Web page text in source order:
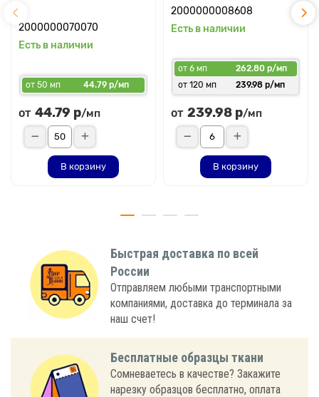
2000000070070
Есть в наличии
от 50 мп 44.79 р/мп
от 44.79 р/мп
В корзину
2000000008608
Есть в наличии
от 6 мп
262.80 р/мп
от 120 мп
239.98 р/мп
от 239.98 р/мп
В корзину
Быстрая доставка по всей
России
Отправляем любыми транспортными
компаниями, доставка до терминала за
наш счет!
Бесплатные образцы ткани
Сомневаетесь в качестве? Закажите
нарезку образцов бесплатно, оплата